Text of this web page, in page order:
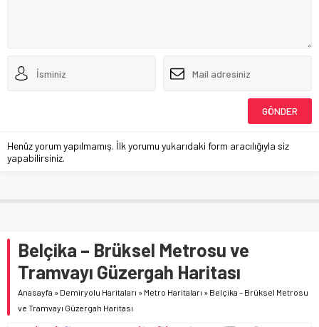
Henüz yorum yapılmamış. İlk yorumu yukarıdaki form aracılığıyla siz
yapabilirsiniz.
Belçika – Brüksel Metrosu ve
Tramvayı Güzergah Haritası
Anasayfa » Demiryolu Haritaları » Metro Haritaları » Belçika – Brüksel Metrosu
ve Tramvayı Güzergah Haritası